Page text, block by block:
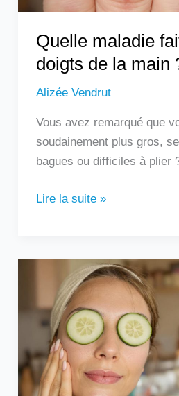
Quelle maladie
doigts de la main
Alizée Vendrut
Vous avez remarqué que
soudainement plus gros,
bagues ou difficiles à plier
?
Lire la suite »
remèdes
de
grand-
mère
pour
les